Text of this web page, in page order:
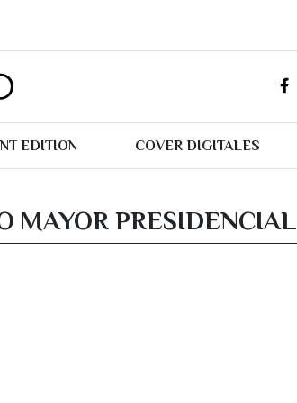
EDITION COVER DIGITALES
MAYOR PRESIDENCIAL